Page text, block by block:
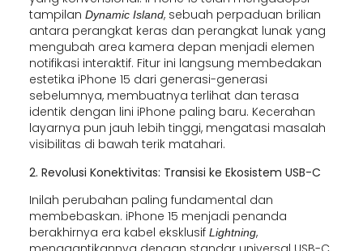
tampilan Dynamic Island, sebuah perpaduan brilian
antara perangkat keras dan perangkat lunak yang
mengubah area kamera depan menjadi elemen
notifikasi interaktif. Fitur ini langsung membedakan
estetika iPhone 15 dari generasi-generasi
sebelumnya, membuatnya terlihat dan terasa
identik dengan lini iPhone paling baru. Kecerahan
layarnya pun jauh lebih tinggi, mengatasi masalah
visibilitas di bawah terik matahari.
2. Revolusi Konektivitas: Transisi ke Ekosistem USB-C
Inilah perubahan paling fundamental dan
membebaskan. iPhone 15 menjadi penanda
berakhirnya era kabel eksklusif Lightning,